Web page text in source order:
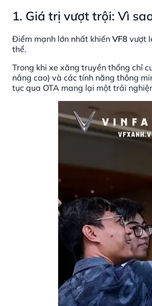
1. Giá trị vượt trội: Vì
Điểm mạnh lớn nhất khiến VF8 vượt
thể.
Trong khi xe xăng truyền thống chỉ
nâng cao) và các tính năng thông
tục qua OTA mang lại một trải